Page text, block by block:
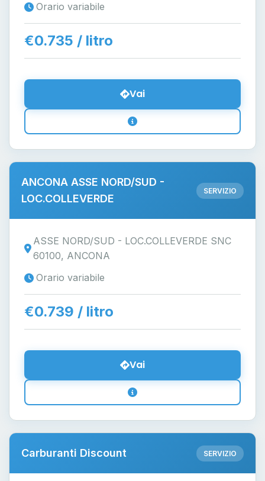
Orario variabile
€0.735 / litro
Vai
ANCONA ASSE NORD/SUD -
LOC.COLLEVERDE
SERVIZIO
ASSE NORD/SUD - LOC.COLLEVERDE SNC
60100, ANCONA
Orario variabile
€0.739 / litro
Vai
Carburanti Discount SERVIZIO